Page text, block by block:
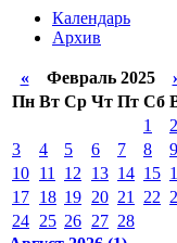
Календарь
Архив
«Февраль 2025
Пн Вт Ср Чт Пт Сб
1
2
3
4 5 6 7 8
9
10 11 12 13 14 15
17 18 19 20 21 22
24 25 26 27 28